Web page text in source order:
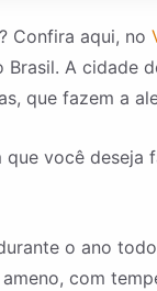
Confira aqui, no
A cidade
que fazem a
você deseja
o ano
com